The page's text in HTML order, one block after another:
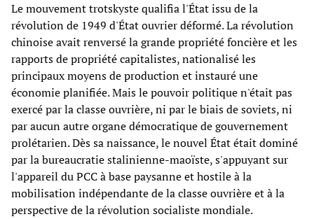
Le mouvement trotskyste qualifia l'État issu de la
révolution de 1949 d'État ouvrier déformé. La révolution
chinoise avait renversé la grande propriété foncière et les
rapports de propriété capitalistes, nationalisé les
principaux moyens de production et instauré une
économie planifiée. Mais le pouvoir politique n'était pas
exercé par la classe ouvrière, ni par le biais de soviets, ni
par aucun autre organe démocratique de gouvernement
prolétarien. Dès sa naissance, le nouvel État était dominé
par la bureaucratie stalinienne-maoïste, s'appuyant sur
l'appareil du PCC à base paysanne et hostile à la
mobilisation indépendante de la classe ouvrière et à la
perspective de la révolution socialiste mondiale.